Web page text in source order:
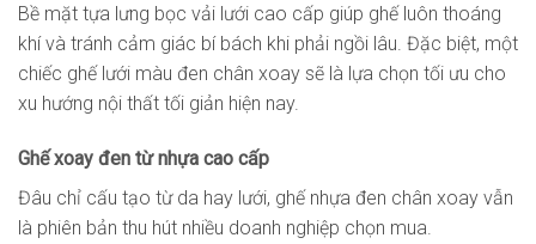
Bề mặt tựa lưng bọc vải lưới cao cấp giúp ghế luôn thoáng
khí và tránh cảm giác bí bách khi phải ngồi lâu. Đặc biệt, một
chiếc ghế lưới màu đen chân xoay sẽ là lựa chọn tối ưu cho
xu hướng nội thất tối giản hiện nay.
Ghế xoay đen từ nhựa cao cấp
Đâu chỉ cấu tạo từ da hay lưới, ghế nhựa đen chân xoay vẫn
là phiên bản thu hút nhiều doanh nghiệp chọn mua.